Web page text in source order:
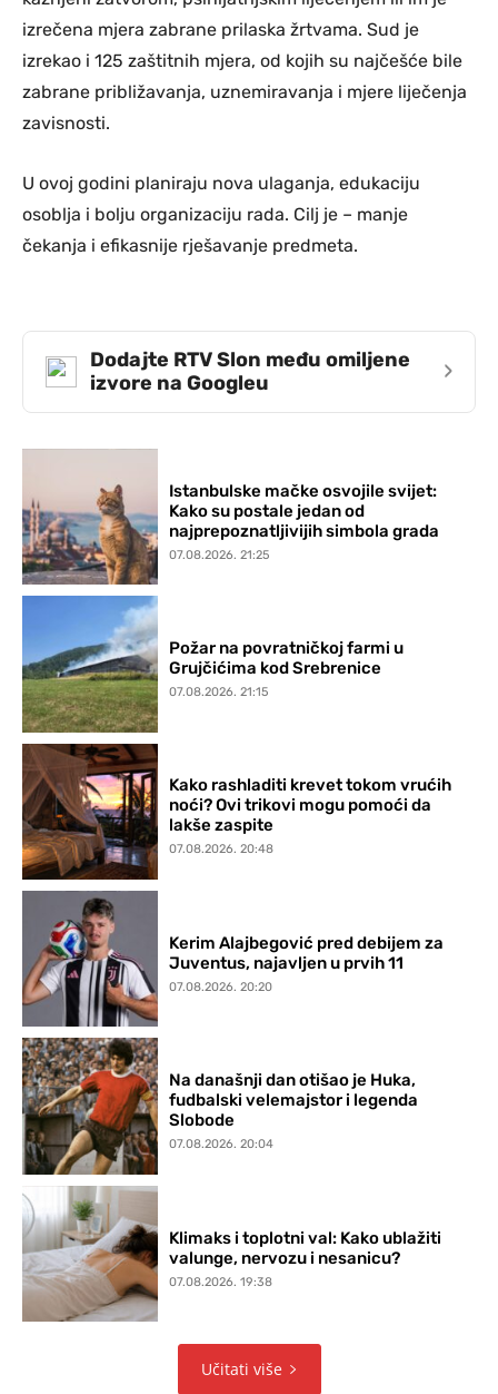
izrečena mjera zabrane prilaska žrtvama. Sud je
izrekao i 125 zaštitnih mjera, od kojih su najčešće bile
zabrane približavanja, uznemiravanja i mjere liječenja
zavisnosti.
U ovoj godini planiraju nova ulaganja, edukaciju
osoblja i bolju organizaciju rada. Cilj je – manje
čekanja i efikasnije rješavanje predmeta.
Dodajte RTV Slon među omiljene
izvore na Googleu
›
Istanbulske mačke osvojile svijet:
Kako su postale jedan od
najprepoznatljivijih simbola grada
07.08.2026. 21:25
Požar na povratničkoj farmi u
Grujčićima kod Srebrenice
07.08.2026. 21:15
Kako rashladiti krevet tokom vrućih
noći? Ovi trikovi mogu pomoći da
lakše zaspite
07.08.2026. 20:48
Kerim Alajbegović pred debijem za
Juventus, najavljen u prvih 11
07.08.2026. 20:20
Na današnji dan otišao je Huka,
fudbalski velemajstor i legenda
Slobode
07.08.2026. 20:04
Klimaks i toplotni val: Kako ublažiti
valunge, nervozu i nesanicu?
07.08.2026. 19:38
Učitati više